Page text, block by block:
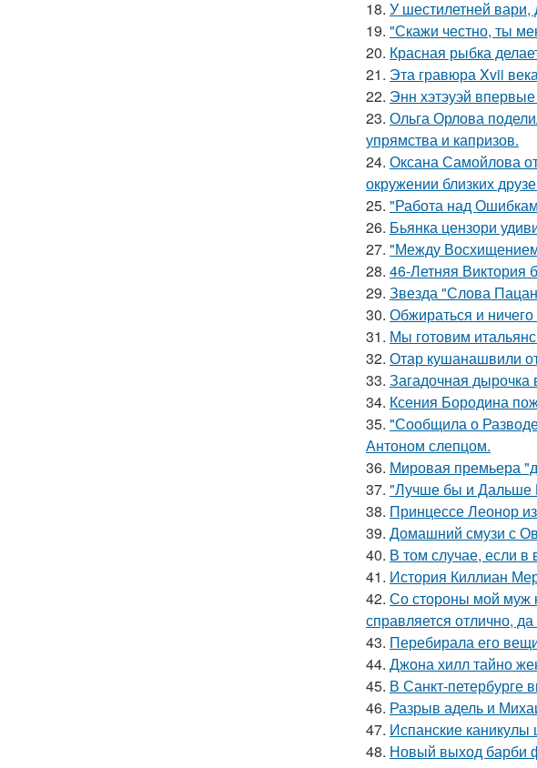
18. У шестилетней вари,
19. "Скажи честно, ты
20. Красная рыбка
21. Эта гравюра Xvii
22. Энн хэтэуэй
23. Ольга Орлова
упрямства и капризов.
24. Оксана Самойлова
окружении близких
25. "Работа над
26. Бьянка цензори
27. "Между
28. 46-Летняя Виктория
29. Звезда "Слова
30. Обжираться и
31. Мы готовим
32. Отар кушанашвили
33. Загадочная дырочка
34. Ксения Бородина
35. "Сообщила о
Антоном слепцом.
36. Мировая премьера
37. "Лучше бы и Дальше
38. Принцессе Леонор
39. Домашний смузи с
40. В том случае, если в
41. История Киллиан
42. Со стороны мой муж
справляется отлично,
43. Перебирала его вещи
44. Джона хилл тайно
45. В Санкт-петербурге
46. Разрыв адель и
47. Испанские
48. Новый выход барби